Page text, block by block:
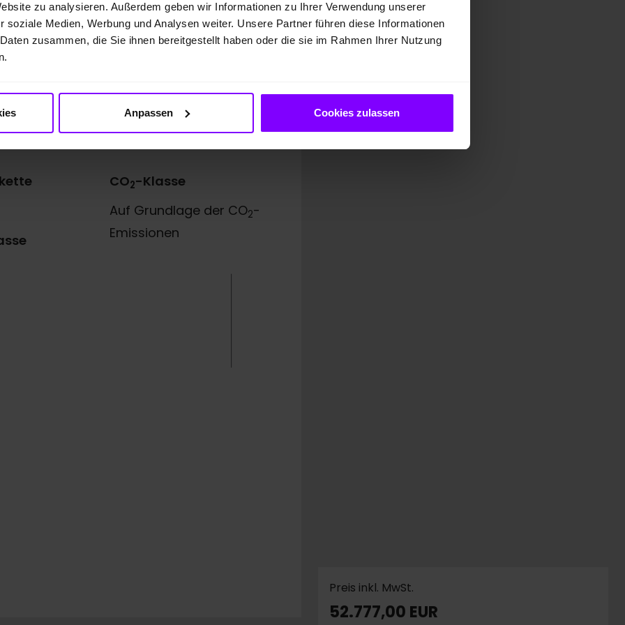
zu analysieren. Außerdem geben wir Informationen zu Ihrer Verwendung unserer
soziale Medien, Werbung und Analysen weiter. Unsere Partner führen diese Informationen
zusammen, die Sie ihnen bereitgestellt haben oder die sie im Rahmen Ihrer Nutzung
Anpassen Cookies zulassen
41.244,00 EUR
57, 38112 Braunschweig, für die wir als
die für den Abschluss der Finanzierung nötigen
CO2-Klasse
Auf Grundlage der CO2-
Emissionen
Preis inkl. MwSt.
52.777,00 EUR